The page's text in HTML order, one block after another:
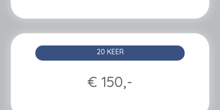
20 KEER
€ 150,-